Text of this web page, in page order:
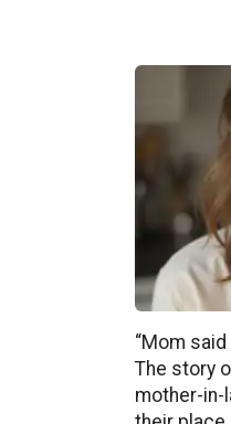
“Mom
The story
mother-in-